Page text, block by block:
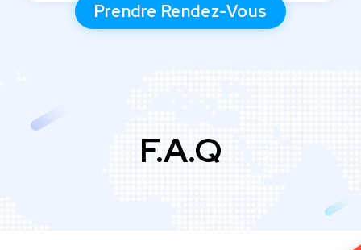
Prendre Rendez-Vous
F.A.Q